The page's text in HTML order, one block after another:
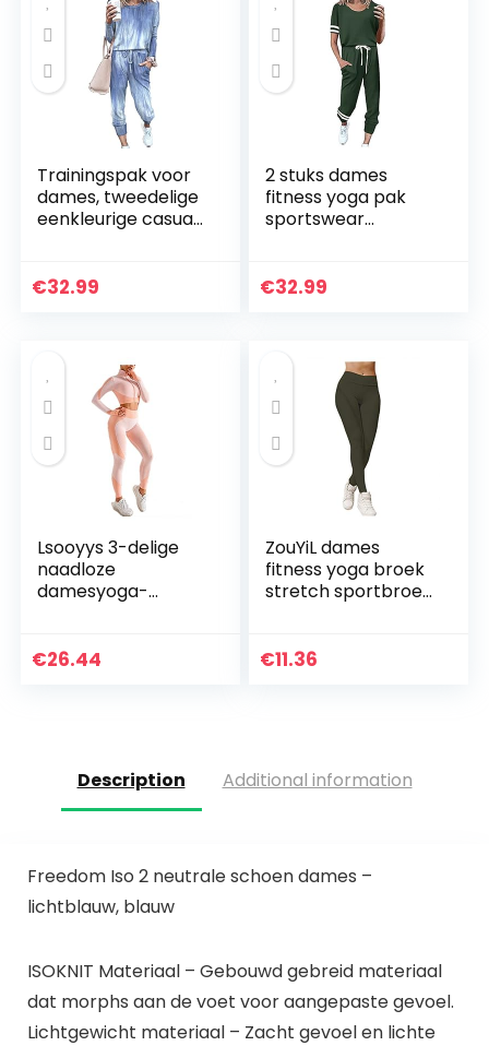
Trainingspak voor
dames, tweedelige
eenkleurige casual
sportswear
€32.99
2 stuks dames
fitness yoga pak
sportswear
gym push-up
€32.99
Lsooyys 3-delige
naadloze
damesyoga-
zacht, comfortabel
€26.44
ZouYiL dames
fitness yoga broek
stretch sportbroek
in volledige lengte…
€11.36
Description Additional information
Freedom Iso 2 neutrale schoen dames –
lichtblauw, blauw
ISOKNIT Materiaal – Gebouwd gebreid materiaal
dat morphs aan de voet voor aangepaste gevoel.
Lichtgewicht materiaal – Zacht gevoel en lichte